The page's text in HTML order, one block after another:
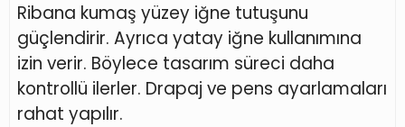
Ribana kumaş yüzey iğne tutuşunu
güçlendirir. Ayrıca yatay iğne kullanımına
izin verir. Böylece tasarım süreci daha
kontrollü ilerler. Drapaj ve pens ayarlamaları
rahat yapılır.